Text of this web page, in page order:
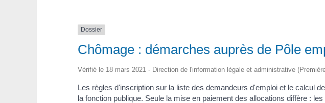
Dossier
Chômage : démarches auprès de Pôle
Vérifié le 18 mars 2021 - Direction de l'information légale et administrative
Les règles d'inscription sur la liste des demandeurs d'emploi et le calcul
la fonction publique. Seule la mise en paiement des allocations diffère :